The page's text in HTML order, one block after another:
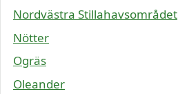
Nordvästra Stillahavsområdet
Nötter
Ogräs
Oleander